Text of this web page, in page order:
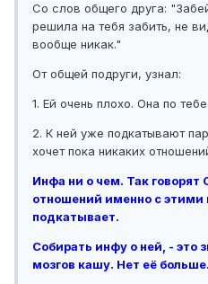
Со слов общего друга:
решила на тебя забить, не
вообще никак."
От общей подруги, узнал:
1. Ей очень плохо. Она по
2. К ней уже подкатывают
хочет пока никаких
Инфа ни о чем. Так
отношений именно с этими
подкатывает.
Собирать инфу о ней, - это
мозгов кашу. Нет её